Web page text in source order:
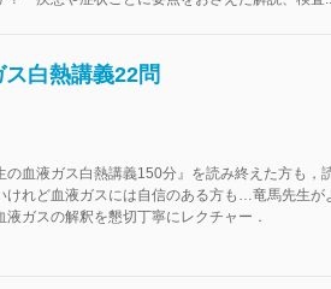
白熱講義22問
の血液ガス白熱講義150分』を読み終えた方も，
けれど血液ガスには自信のある方も…竜馬先生が
液ガスの解釈を懇切丁寧にレクチャー．